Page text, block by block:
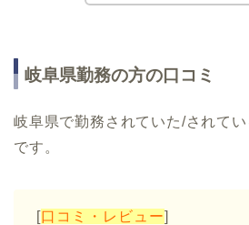
岐阜県勤務の方の口コミ
岐阜県で勤務されていた/されて
です。
[口コミ・レビュー]